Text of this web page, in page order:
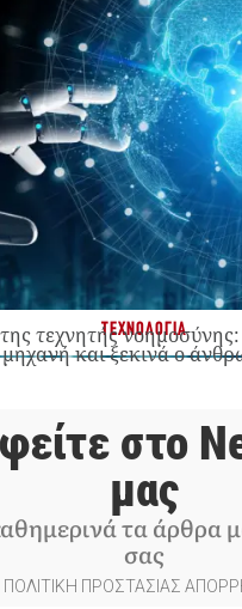
ΤΕΧΝΟΛΟΓΙΑ
τεχνητής
μηχανή και ξεκινά ο
στο
μας
τα άρθρα
σας
ΠΟΛΙΤΙΚΗ ΠΡΟΣΤΑΣΙΑΣ